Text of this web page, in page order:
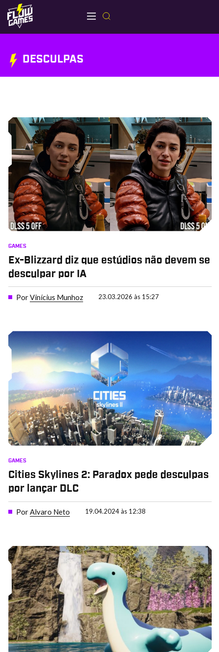
DESCULPAS
GAMES
Ex-Blizzard diz que estúdios não devem se
desculpar por IA
PorVinícius Munhoz 23.03.2026 às 15:27
GAMES
Cities Skylines 2: Paradox pede desculpas
por lançar DLC
PorAlvaro Neto 19.04.2024 às 12:38